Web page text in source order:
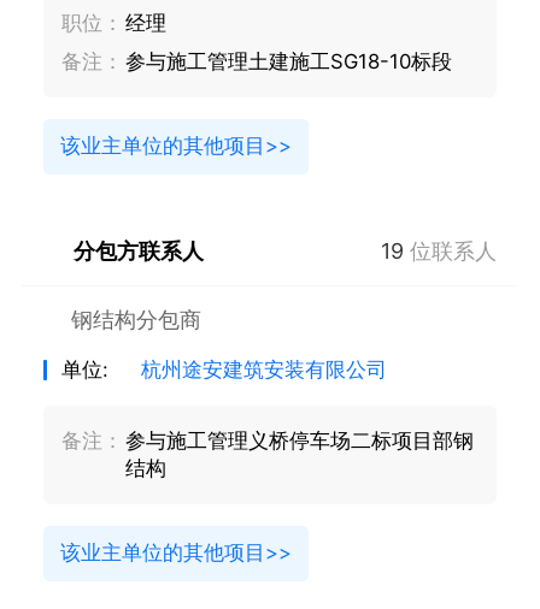
职位： 经理
备注： 参与施工管理土建施工SG18-10标段
该业主单位的其他项目>>
分包方联系人 19 位联系人
钢结构分包商
单位: 杭州途安建筑安装有限公司
备注： 参与施工管理义桥停车场二标项目部钢
结构
该业主单位的其他项目>>